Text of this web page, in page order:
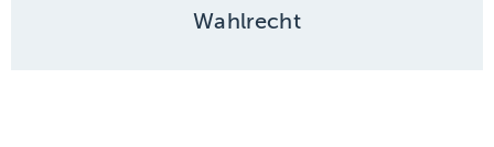
Wahlrecht